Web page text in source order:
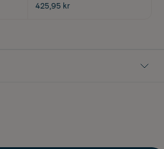
425,95 kr